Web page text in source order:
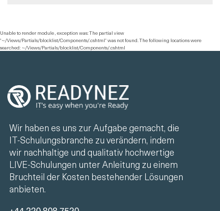
Unable to render module , exception was: The partial view
'~/Views/Partials/blocklist/Components/.cshtml' was not found. The following locations were
searched: ~/Views/Partials/blocklist/Components/.cshtml
Wir haben es uns zur Aufgabe gemacht, die
IT-Schulungsbranche zu verändern, indem
wir nachhaltige und qualitativ hochwertige
LIVE-Schulungen unter Anleitung zu einem
Bruchteil der Kosten bestehender Lösungen
anbieten.